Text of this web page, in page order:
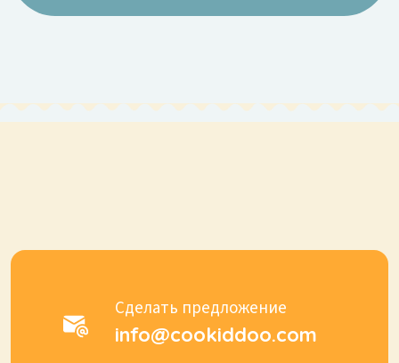
Сделать предложение
info@cookiddoo.com